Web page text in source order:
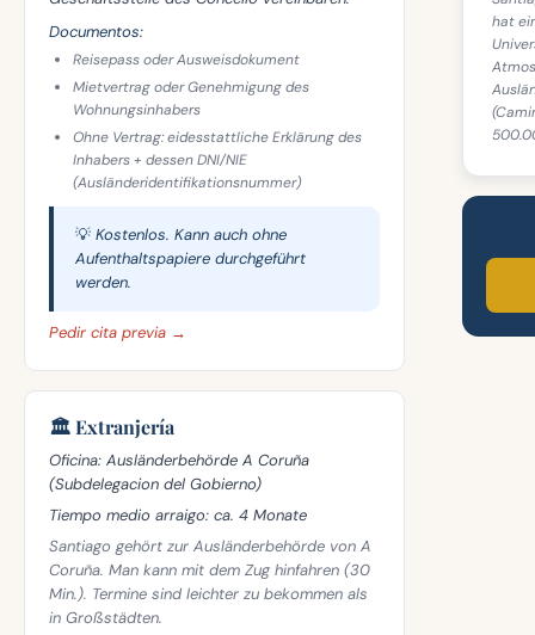
Documentos:
Reisepass oder Ausweisdokument
Mietvertrag oder Genehmigung des
Wohnungsinhabers
Ohne Vertrag: eidesstattliche Erklärung des
Inhabers + dessen DNI/NIE
(Ausländeridentifikationsnummer)
💡 Kostenlos. Kann auch ohne
Aufenthaltspapiere durchgeführt
werden.
Pedir cita previa →
🏛️ Extranjería
Oficina: Ausländerbehörde A Coruña
(Subdelegacion del Gobierno)
Tiempo medio arraigo: ca. 4 Monate
Santiago gehört zur Ausländerbehörde von A
Coruña. Man kann mit dem Zug hinfahren (30
Min.). Termine sind leichter zu bekommen als
in Großstädten.
hat